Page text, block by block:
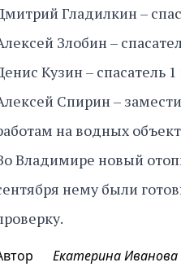
Гладилкин –
Злобин –
Кузин – спасатель 1
Спирин –
на водных
Владимире новый
нему были
Екатерина Иванова